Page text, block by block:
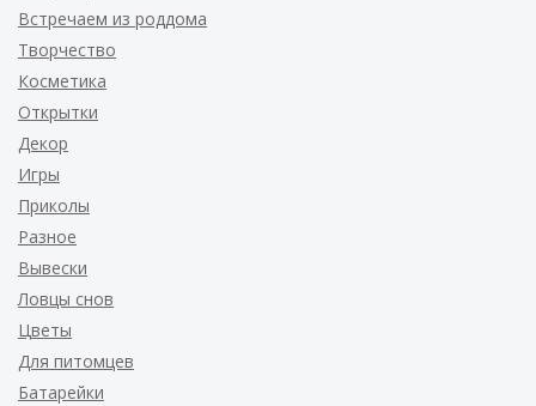
Встречаем из роддома
Творчество
Косметика
Открытки
Декор
Игры
Приколы
Разное
Вывески
Ловцы снов
Цветы
Для питомцев
Батарейки